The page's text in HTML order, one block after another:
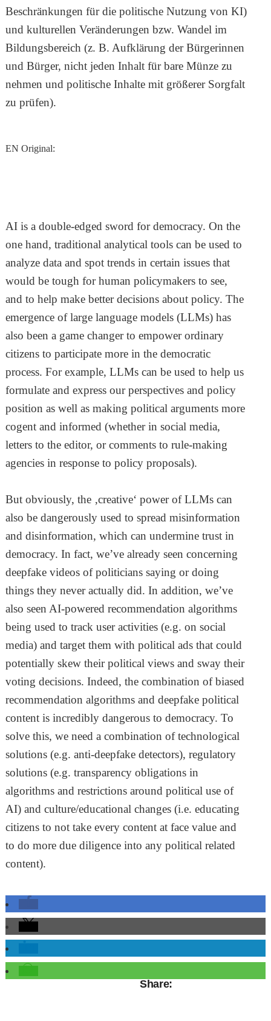
Beschränkungen für die politische Nutzung von KI)
und kulturellen Veränderungen bzw. Wandel im
Bildungsbereich (z. B. Aufklärung der Bürgerinnen
und Bürger, nicht jeden Inhalt für bare Münze zu
nehmen und politische Inhalte mit größerer Sorgfalt
zu prüfen).
EN Original:
AI is a double-edged sword for democracy. On the
one hand, traditional analytical tools can be used to
analyze data and spot trends in certain issues that
would be tough for human policymakers to see,
and to help make better decisions about policy. The
emergence of large language models (LLMs) has
also been a game changer to empower ordinary
citizens to participate more in the democratic
process. For example, LLMs can be used to help us
formulate and express our perspectives and policy
position as well as making political arguments more
cogent and informed (whether in social media,
letters to the editor, or comments to rule-making
agencies in response to policy proposals).
But obviously, the ‚creative‘ power of LLMs can
also be dangerously used to spread misinformation
and disinformation, which can undermine trust in
democracy. In fact, we’ve already seen concerning
deepfake videos of politicians saying or doing
things they never actually did. In addition, we’ve
also seen AI-powered recommendation algorithms
being used to track user activities (e.g. on social
media) and target them with political ads that could
potentially skew their political views and sway their
voting decisions. Indeed, the combination of biased
recommendation algorithms and deepfake political
content is incredibly dangerous to democracy. To
solve this, we need a combination of technological
solutions (e.g. anti-deepfake detectors), regulatory
solutions (e.g. transparency obligations in
algorithms and restrictions around political use of
AI) and culture/educational changes (i.e. educating
citizens to not take every content at face value and
to do more due diligence into any political related
content).
Share: